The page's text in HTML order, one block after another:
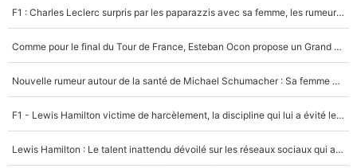
F1 : Charles Leclerc surpris par les paparazzis avec sa femme, les rumeurs étaient vraies !
Comme pour le final du Tour de France, Esteban Ocon propose un Grand Prix de Formule 1 à Paris : «Autour de l’Arc de Triomphe, ce serait génial» !
Nouvelle rumeur autour de la santé de Michael Schumacher : Sa femme Corinna sort du silence
F1 - Lewis Hamilton victime de harcèlement, la discipline qui lui a évité le pire : «J'aurais probablement mal tourné»
Lewis Hamilton : Le talent inattendu dévoilé sur les réseaux sociaux qui a impressionné Kim Kardashian pendant leurs vacances en amoureux !